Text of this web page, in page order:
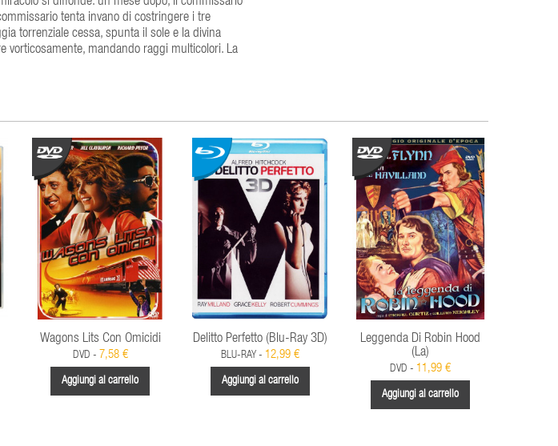
tenta invano di costringere i tre
torrenziale cessa, spunta il sole e la divina
vorticosamente, mandando raggi multicolori. La
Wagons Lits Con Omicidi
DVD - 7,58 €
Aggiungi al carrello
Delitto Perfetto (Blu-Ray 3D)
BLU-RAY - 12,99 €
Aggiungi al carrello
Leggenda Di Robin Hood
(La)
DVD - 11,99 €
Aggiungi al carrello